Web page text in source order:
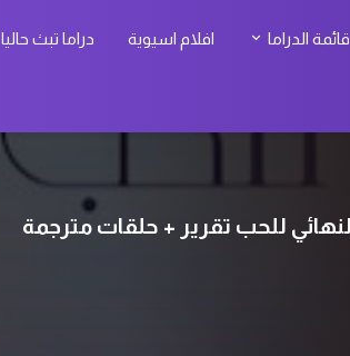
قائمة الدراما افلام اسيوية دراما تبث حاليا